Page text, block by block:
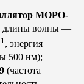
MOPO-
длины волны —
, энергия
500 нм);
(частота